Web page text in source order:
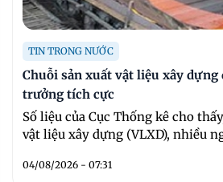
TIN TRONG NƯỚC
Chuỗi sản xuất vật liệu xây
trưởng tích cực
Số liệu của Cục Thống kê cho
vật liệu xây dựng (VLXD), nhiều
04/08/2026 - 07:31